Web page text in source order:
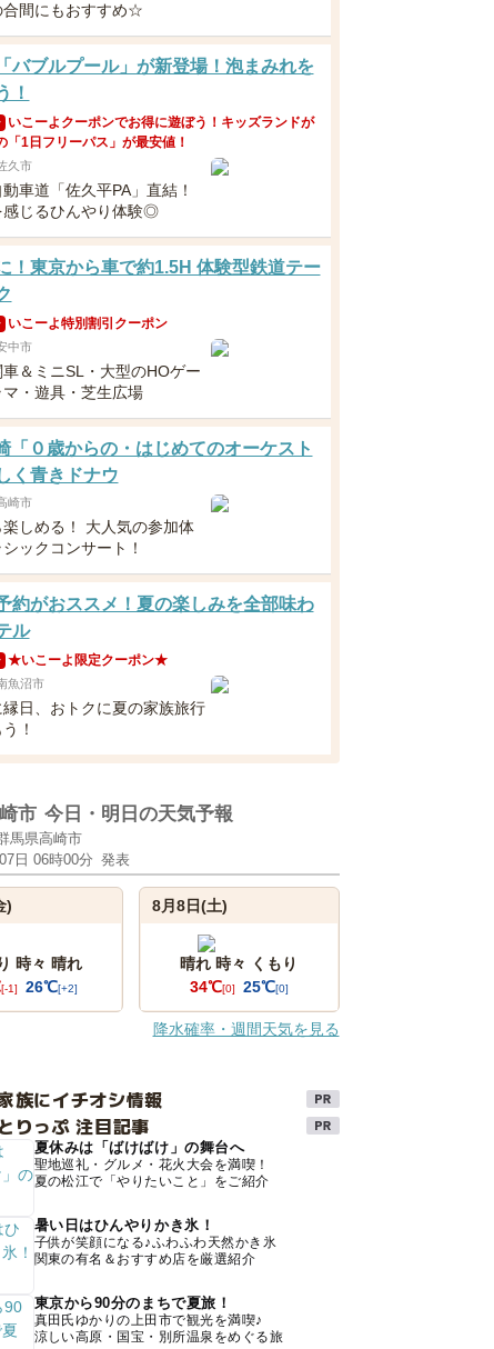
合間にもおすすめ☆
バブルプール」が新登場！泡まみれを
！
いこーよクーポンでお得に遊ぼう！キッズランドが
「1日フリーパス」が最安値！
久市
動車道「佐久平PA」直結！
感じるひんやり体験◎
！東京から車で約1.5H 体験型鉄道テー
いこーよ特別割引クーポン
中市
＆ミニSL・大型のHOゲー
・遊具・芝生広場
「０歳からの・はじめてのオーケスト
く青きドナウ
崎市
楽しめる！ 大人気の参加体
ックコンサート！
約がおススメ！夏の楽しみを全部味わ
ル
★いこーよ限定クーポン★
魚沼市
縁日、おトクに夏の家族旅行
！
市 今日・明日の天気予報
馬県高崎市
日 06時00分 発表
)
時々 晴れ
[-1] 26℃[+2]
8月8日(土)
晴れ 時々 くもり
34℃[0] 25℃[0]
降水確率・週間天気を見る
族にイチオシ情報
りっぷ 注目記事
夏休みは「ばけばけ」の舞台へ
聖地巡礼・グルメ・花火大会を満喫！
夏の松江で「やりたいこと」をご紹介
暑い日はひんやりかき氷！
子供が笑顔になる♪ふわふわ天然かき氷
関東の有名＆おすすめ店を厳選紹介
東京から90分のまちで夏旅！
真田氏ゆかりの上田市で観光を満喫♪
涼しい高原・国宝・別所温泉をめぐる旅